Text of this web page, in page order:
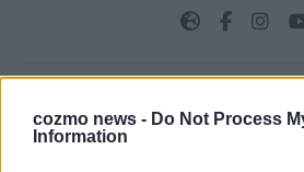
cozmo news - Do Not Process
Information
TOP STORIES